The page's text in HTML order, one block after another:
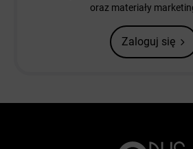
oraz materiały
Zaloguj się